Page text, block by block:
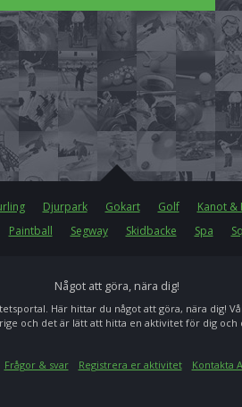
Djurpark Gokart Golf Kanot &
Paintball Segway Skidbacke Spa
Något att göra, nära dig!
Här hittar du något att göra, nära dig!
och det är lätt att hitta en aktivitet för dig och
Frågor & svar Registrera er aktivitet Kontakta